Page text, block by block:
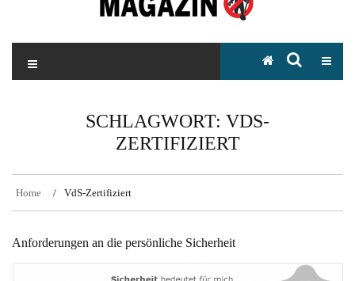
SCHLAGWORT: VDS-
ZERTIFIZIERT
Home VdS-Zertifiziert
Anforderungen an die persönliche Sicherheit